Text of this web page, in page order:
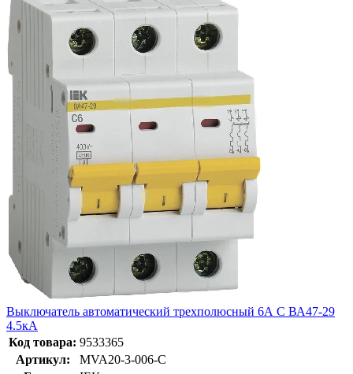
Выключатель автоматический трехполюсный 6А С ВА47-29
4.5кА
Код товара: 9533365
Артикул:
MVA20-3-006-C